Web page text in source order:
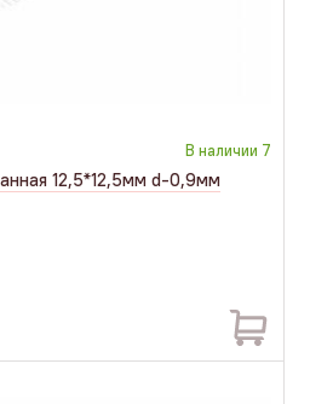
В наличии 7
12,5*12,5мм d-0,9мм